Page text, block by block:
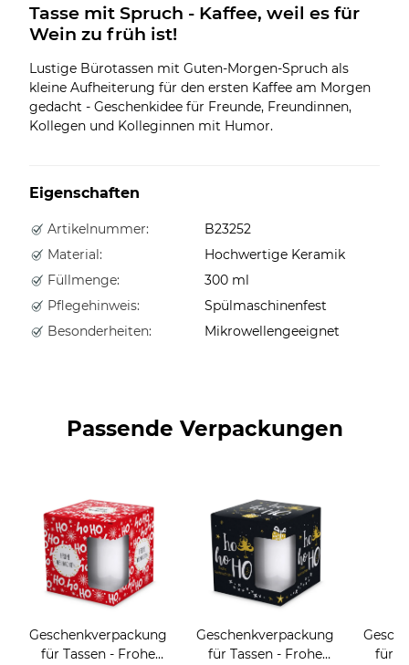
Tasse mit Spruch - Kaffee, weil es für
Wein zu früh ist!
Lustige Bürotassen mit Guten-Morgen-Spruch als
kleine Aufheiterung für den ersten Kaffee am Morgen
gedacht - Geschenkidee für Freunde, Freundinnen,
Kollegen und Kolleginnen mit Humor.
Eigenschaften
Artikelnummer:
B23252
Material:
Hochwertige Keramik
Füllmenge:
300 ml
Pflegehinweis:
Spülmaschinenfest
Besonderheiten:
Mikrowellengeeignet
Passende Verpackungen
Geschenkverpackung
für Tassen - Frohe
Geschenkverpackung
für Tassen - Frohe
für